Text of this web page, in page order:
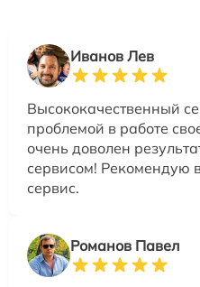
Иванов Лев
Высококачественный
проблемой в работе
очень доволен
сервисом! Рекомендую
сервис.
Романов Павел